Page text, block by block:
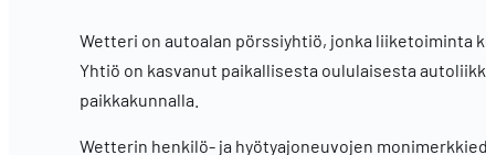
Wetteri on autoalan pörssiyhtiö, jonka liiketoiminta
Yhtiö on kasvanut paikallisesta oululaisesta
paikkakunnalla.
Wetterin henkilö- ja hyötyajoneuvojen